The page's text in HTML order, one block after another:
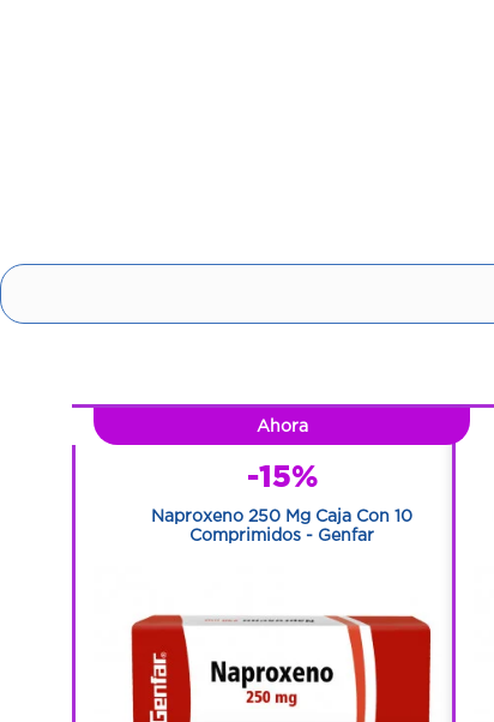
Ahora
-15%
Naproxeno 250 Mg Caja Con 10
Comprimidos - Genfar